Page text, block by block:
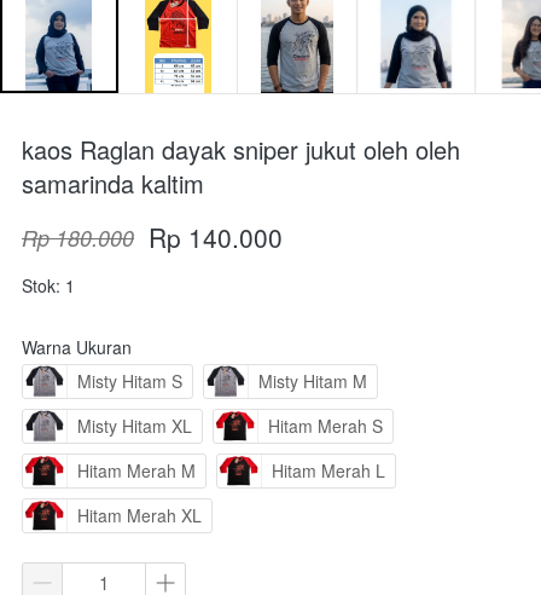
kaos Raglan dayak sniper jukut oleh oleh
samarinda kaltim
Rp 180.000 Rp 140.000
Stok: 1
Warna Ukuran
Misty Hitam S
Misty Hitam M
Misty Hitam XL
Hitam Merah S
Hitam Merah M
Hitam Merah L
Hitam Merah XL